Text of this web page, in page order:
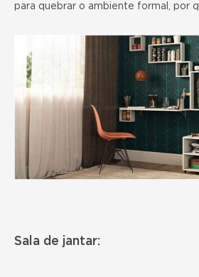
para quebrar o ambiente formal, por
Sala de jantar: